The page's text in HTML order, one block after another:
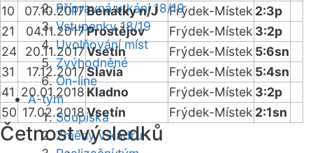
Přípravná utkání 18/19
Vstupenky 18/19
Uvolňování míst
Zvýhodněné
On-line
A-tým
Soupiska
Změny v kádru
10
07.10.2017Benátky n/J Frýdek-Místek 2:3p
21
04.11.2017Prostějov Frýdek-Místek 3:2p
24
20.11.2017Vsetín Frýdek-Místek 5:6sn
31
17.12.2017Slavia Frýdek-Místek 5:4sn
41 20.01.2018 Kladno Frýdek-Místek 3:2p
50 17.02.2018Vsetín Frýdek-Místek 2:1sn
Četnost výsledků